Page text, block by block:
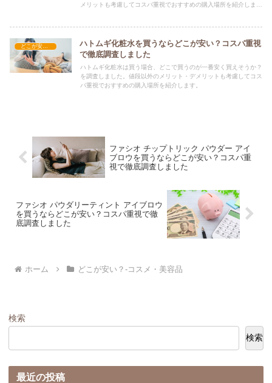
メリットも考慮してコスパ重視でおすすめの購入場所を紹介しま
どこが安い？-コスメ・美容品
ハトムギ化粧水を買うならどこが安い？コスパ重視
で徹底調査しました
ハトムギ化粧水は買う場合、どこで買うのが一番安く買えそうか？
を調査しました。値段以外のメリット・デメリットも考慮してコス
パ重視でおすすめの購入場所を紹介します。
ファシオ チップトリック パウダー アイ
ブロウを買うならどこが安い？コスパ重
視で徹底調査しました
ファシオ パウダリーティント アイブロウ
を買うならどこが安い？コスパ重視で徹
底調査しました
ホーム どこが安い？-コスメ・美容品
検索
検索
最近の投稿